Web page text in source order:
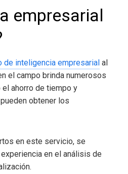
empresarial
de inteligencia empresarial al
el campo brinda numerosos
ahorro de tiempo y
obtener los
en este servicio, se
en el análisis de